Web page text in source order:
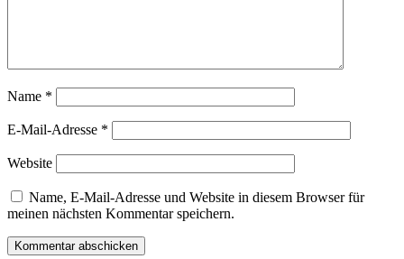
Name *
E-Mail-Adresse *
Website
Name, E-Mail-Adresse und Website in diesem Browser für
meinen nächsten Kommentar speichern.